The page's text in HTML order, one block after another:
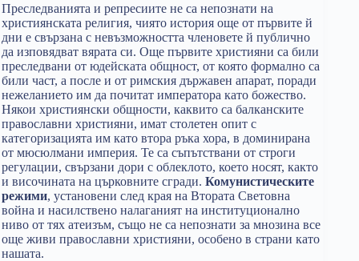
Преследванията и репресиите не са непознати на
християнската религия, чиято история още от първите й
дни е свързана с невъзможността членовете й публично
да изповядват вярата си. Още първите християни са били
преследвани от юдейската общност, от която формално са
били част, а после и от римския държавен апарат, поради
нежеланието им да почитат императора като божество.
Някои християнски общности, каквито са балканските
православни християни, имат столетен опит с
категоризацията им като втора ръка хора, в доминирана
от мюсюлмани империя. Те са съпътствани от строги
регулации, свързани дори с облеклото, което носят, както
и височината на църковните сгради. Комунистическите
режими, установени след края на Втората Световна
война и насилствено налаганият на институционално
ниво от тях атеизъм, също не са непознати за мнозина все
още живи православни християни, особено в страни като
нашата.